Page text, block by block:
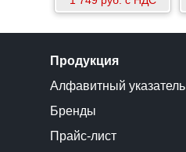
Продукция
Алфавитный указатель
Бренды
Прайс-лист